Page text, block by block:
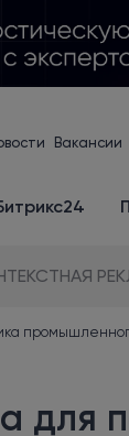
Вакансии
для